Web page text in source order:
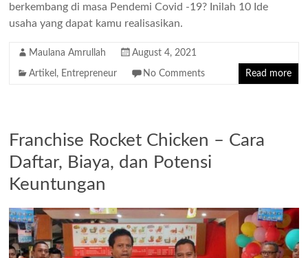
berkembang di masa Pendemi Covid -19? Inilah 10 Ide
usaha yang dapat kamu realisasikan.
Maulana Amrullah August 4, 2021
Artikel , Entrepreneur No Comments Read more
Franchise Rocket Chicken – Cara
Daftar, Biaya, dan Potensi
Keuntungan